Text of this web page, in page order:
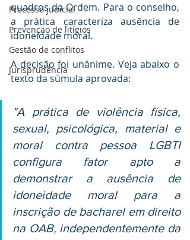
Processo judicial
Prevenção de litígios
Gestāo de conflitos
Jurisprudência
quadros da Ordem. Para o conselho,
a prática caracteriza ausência de
idoneidade moral.
A decisão foi unânime. Veja abaixo o
texto da súmula aprovada:
"A prática de violência física,
sexual, psicológica, material e
moral contra pessoa LGBTI
configura fator apto a
demonstrar a ausência de
idoneidade moral para a
inscrição de bacharel em direito
na OAB, independentemente da